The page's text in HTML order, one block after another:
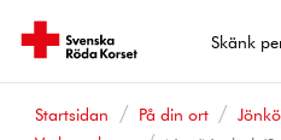
Skänk
Startsidan På din ort